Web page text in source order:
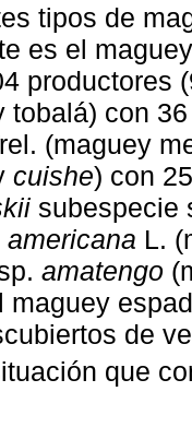
tipos de
es el
productores
tobalá) con
(maguey
cuishe) con
subespecie
L.
amatengo
maguey
de
que